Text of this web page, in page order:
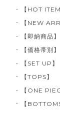
【HOT
【NEW
【即納商品】
【価格帯別】
【SET UP】
【TOPS】
【ONE
【